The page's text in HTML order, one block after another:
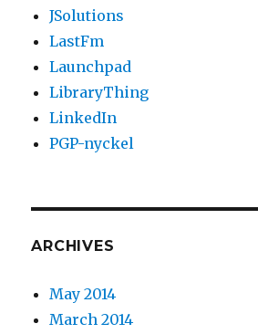
JSolutions
LastFm
Launchpad
LibraryThing
LinkedIn
PGP-nyckel
ARCHIVES
May 2014
March 2014